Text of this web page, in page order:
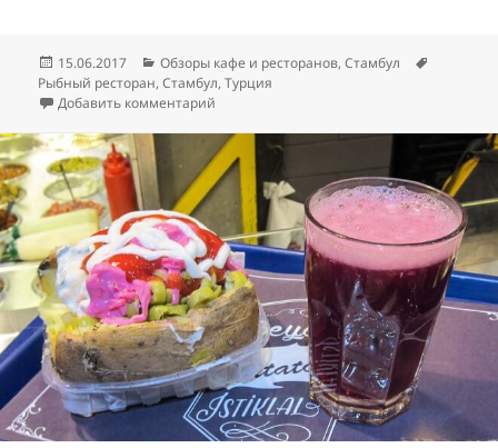
Опубликовано
15.06.2017 Рубрики
Обзоры кафе и ресторанов,Стамбул
Рыбный ресторан,Стамбул,Турция
Добавить комментарий